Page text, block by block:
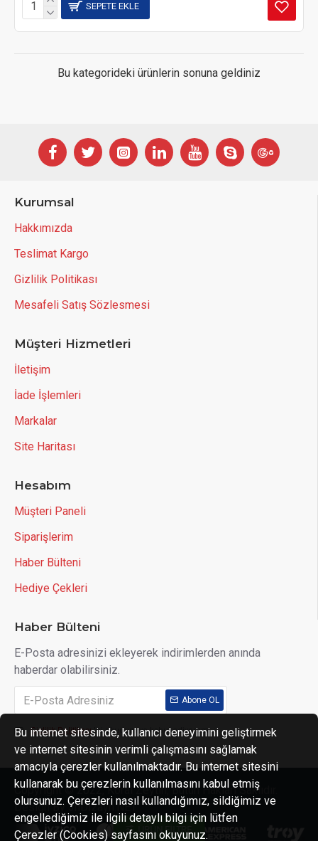
SEPETE EKLE
Bu kategorideki ürünlerin sonuna geldiniz
Kurumsal
Hakkımızda
Teslimat Kargo
Gizlilik Politikası
Mesafeli Satış Sözlesmesi
Müşteri Hizmetleri
İletişim
İade İşlemleri
Markalar
Site Haritası
Hesabım
Müşteri Paneli
Siparişlerim
Haber Bülteni
Hediye Çekleri
Haber Bülteni
E-Posta adresinizi ekleyerek indirimlerden anında
haberdar olabilirsiniz.
Abone OL
Gizlilik Politikası 'ni okudum ve kabul ediyorum.
Copyright © 2022, Koral Zeytin, Bütün Hakları Saklıdır.
Design By 3nDizayn.NET
Bu internet sitesinde, kullanıcı deneyimini geliştirmek
ve internet sitesinin verimli çalışmasını sağlamak
amacıyla çerezler kullanılmaktadır. Bu internet sitesini
kullanarak bu çerezlerin kullanılmasını kabul etmiş
olursunuz. Çerezleri nasıl kullandığımız, sildiğimiz ve
engellediğimiz ile ilgili detaylı bilgi için lütfen
Çerezler (Cookies) sayfasını okuyunuz.
ÜRÜN FILTRE